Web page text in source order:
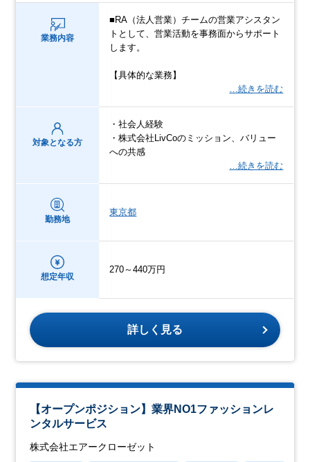
業務内容
■RA（法人営業）チームの営業アシスタン
トとして、営業活動を事務面からサポート
します。
【具体的な業務】
…続きを読む
対象となる方
・社会人経験
・株式会社LivCoのミッション、バリュー
への共感
…続きを読む
勤務地
東京都
想定年収
270～440万円
詳しく見る
【オープンポジション】業界NO1ファッションレ
ンタルサービス
株式会社エアークローゼット